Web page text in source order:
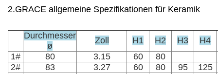
2.GRACE allgemeine Spezifikationen für Keramik
Durchmesser
ø
Zoll H1 H2 H3
H4
1#
80 3.15 60
80
2#
83 3.27 60 80 95
125